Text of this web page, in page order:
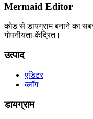
Mermaid Editor
कोड से डायग्राम बनाने का
गोपनीयता-केंद्रित।
उत्पाद
एडिटर
ब्लॉग
डायग्राम